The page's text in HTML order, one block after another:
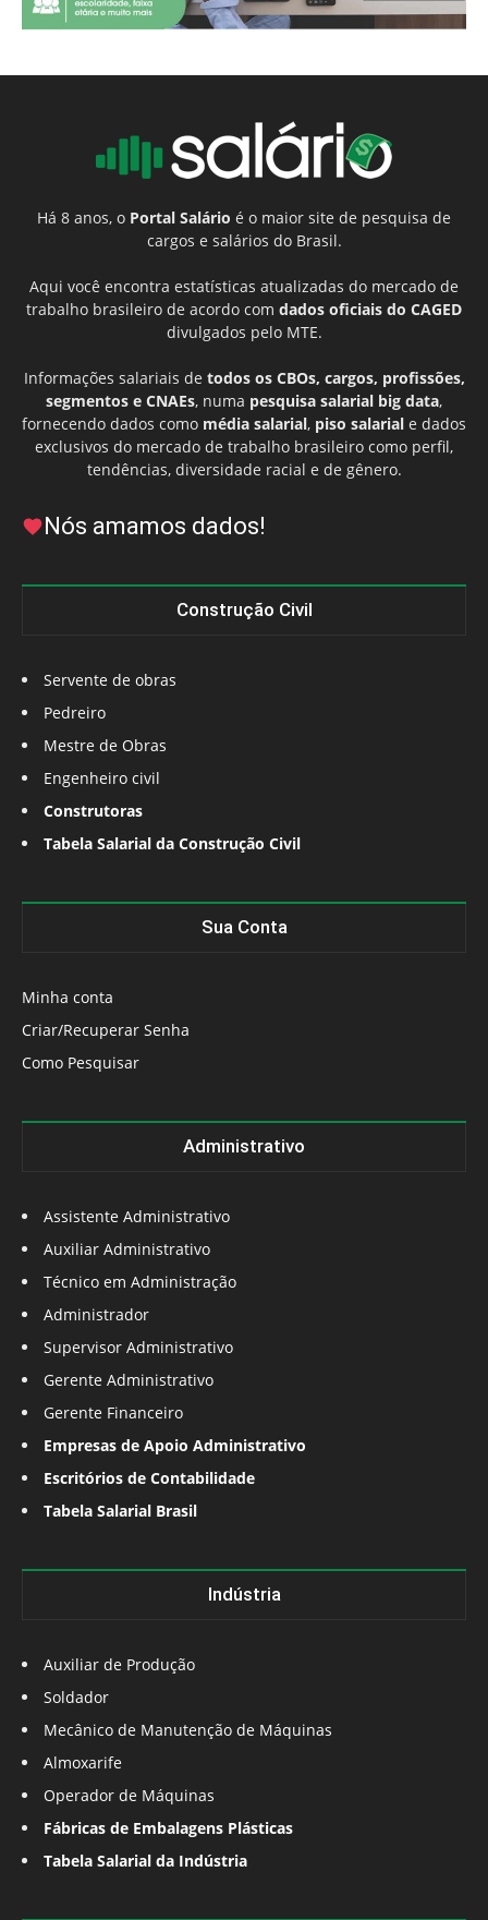
Há 8 anos, o Portal Salário é o maior site de pesquisa de
cargos e salários do Brasil.
Aqui você encontra estatísticas atualizadas do mercado de
trabalho brasileiro de acordo com dados oficiais do CAGED
divulgados pelo MTE.
Informações salariais de todos os CBOs, cargos, profissões,
segmentos e CNAEs, numa pesquisa salarial big data,
fornecendo dados como média salarial, piso salarial e dados
exclusivos do mercado de trabalho brasileiro como perfil,
tendências, diversidade racial e de gênero.
Nós amamos dados!
Construção Civil
Servente de obras
Pedreiro
Mestre de Obras
Engenheiro civil
Construtoras
Tabela Salarial da Construção Civil
Sua Conta
Minha conta
Criar/Recuperar Senha
Como Pesquisar
Administrativo
Assistente Administrativo
Auxiliar Administrativo
Técnico em Administração
Administrador
Supervisor Administrativo
Gerente Administrativo
Gerente Financeiro
Empresas de Apoio Administrativo
Escritórios de Contabilidade
Tabela Salarial Brasil
Indústria
Auxiliar de Produção
Soldador
Mecânico de Manutenção de Máquinas
Almoxarife
Operador de Máquinas
Fábricas de Embalagens Plásticas
Tabela Salarial da Indústria